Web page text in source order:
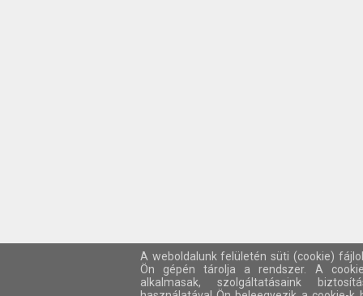
A weboldalunk felületén süti (cookie)
Ön gépén tárolja a rendszer. A
alkalmasak, szolgáltatásaink